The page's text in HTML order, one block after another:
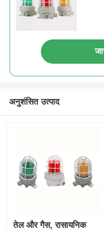
अनुशंसित उत्पाद
तेल और गैस, रासायनिक